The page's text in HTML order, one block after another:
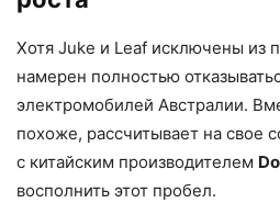
Хотя Juke и Leaf исключены из
намерен полностью
электромобилей Австралии.
похоже, рассчитывает на свое
с китайским производителем
восполнить этот пробел.